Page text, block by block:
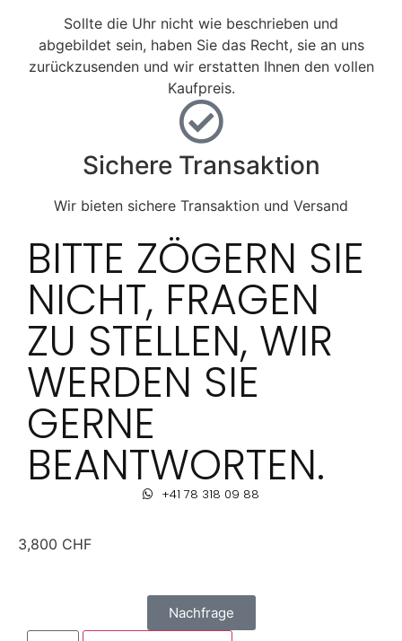
Sollte die Uhr nicht wie beschrieben und
abgebildet sein, haben Sie das Recht, sie an uns
zurückzusenden und wir erstatten Ihnen den vollen
Kaufpreis.
Sichere Transaktion
Wir bieten sichere Transaktion und Versand
BITTE ZÖGERN SIE
NICHT, FRAGEN
ZU STELLEN, WIR
WERDEN SIE
GERNE
BEANTWORTEN.
+41 78 318 09 88
3,800 CHF
Nachfrage